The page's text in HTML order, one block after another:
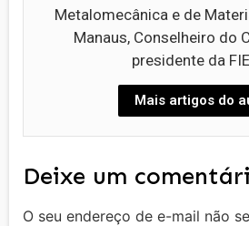
Metalomecânica e de
Manaus, Conselheiro do
presidente da
Mais artigos do
Deixe um
O seu endereço de e-mail não